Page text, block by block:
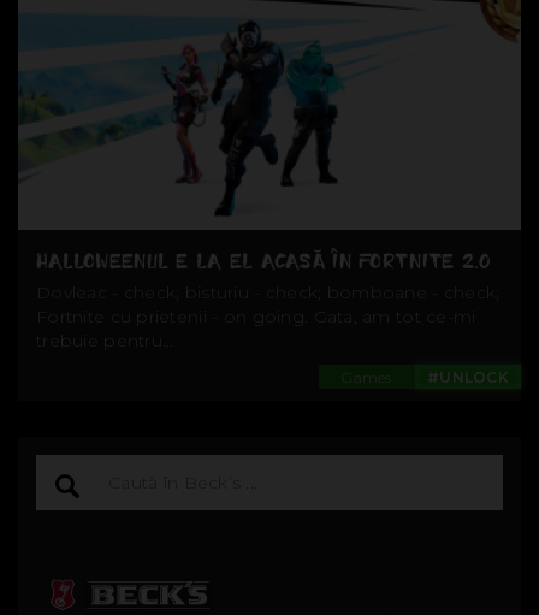
HALLOWEENUL E LA EL ACASĂ ÎN FORTNITE 2.0
Dovleac - check; bisturiu - check; bomboane - check;
Fortnite cu prietenii - on going. Gata, am tot ce-mi
trebuie pentru...
#UNLOCK
Games